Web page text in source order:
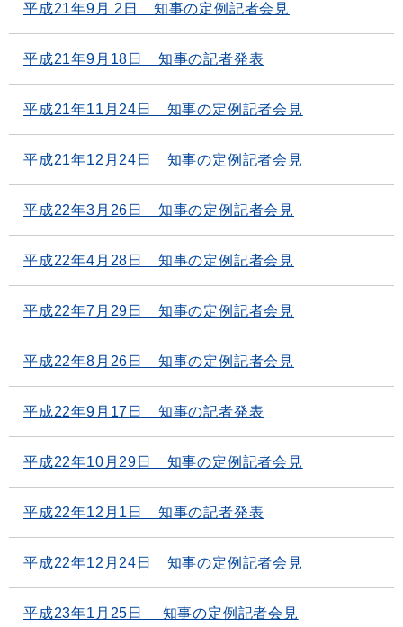
平成21年9月 2日 知事の定例記者会見
平成21年9月18日 知事の記者発表
平成21年11月24日 知事の定例記者会見
平成21年12月24日 知事の定例記者会見
平成22年3月26日 知事の定例記者会見
平成22年4月28日 知事の定例記者会見
平成22年7月29日 知事の定例記者会見
平成22年8月26日 知事の定例記者会見
平成22年9月17日 知事の記者発表
平成22年10月29日 知事の定例記者会見
平成22年12月1日 知事の記者発表
平成22年12月24日 知事の定例記者会見
平成23年1月25日 知事の定例記者会見